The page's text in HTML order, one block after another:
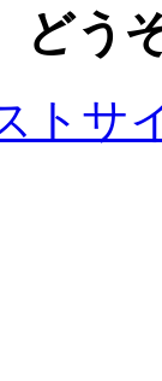
どう
トサ